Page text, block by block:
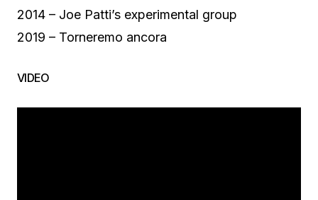
2014 – Joe Patti’s experimental group
2019 – Torneremo ancora
VIDEO